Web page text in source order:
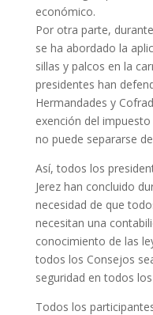
económico.
Por otra parte,
se ha abordado la
sillas y palcos en la
presidentes han
Hermandades y
exención del
no puede separarse
Así, todos los
Jerez han concluido
necesidad de que
necesitan una
conocimiento de las
todos los Consejos
seguridad en todos
Todos los